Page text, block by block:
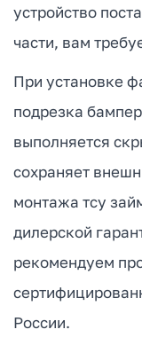
устройство
части, вам
При установке
подрезка
выполняется
сохраняет
монтажа тсу
дилерской
рекомендуем
России.